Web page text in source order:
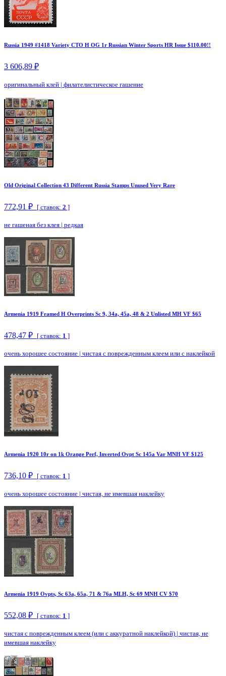
Russia 1949 #1418 Variety CTO H OG 1r Russian Winter Sports HR Issue $110.00!!
3 606,89 ₽
оригинальный клей | филателистическое гашение
Old Original Collection 43 Different Russia Stamps Unused Very Rare
772,91 ₽ [ ставок: 2 ]
не гашеная без клея | редкая
Armenia 1919 Framed H Overprints Sc 9, 34a, 45a, 48 & 2 Unlisted MH VF $65
478,47 ₽ [ ставок: 1 ]
очень хорошее состояние | чистая с поврежденным клеем или с наклейкой
Armenia 1920 10r on 1k Orange Perf, Inverted Ovpt Sc 145a Var MNH VF $125
736,10 ₽ [ ставок: 1 ]
очень хорошее состояние | чистая, не имевшая наклейку
Armenia 1919 Ovpts, Sc 63a, 65a, 71 & 76a MLH, Sc 69 MNH CV $70
552,08 ₽ [ ставок: 1 ]
чистая с поврежденным клеем (или с аккуратной наклейкой) | чистая, не
имевшая наклейку